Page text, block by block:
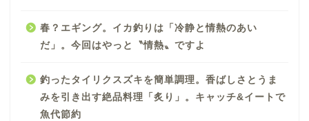
春？エギング。イカ釣りは「冷静と情熱のあい
だ」。今回はやっと〝情熱〟ですよ
釣ったタイリクスズキを簡単調理。香ばしさとうま
みを引き出す絶品料理「炙り」。キャッチ&イートで
魚代節約